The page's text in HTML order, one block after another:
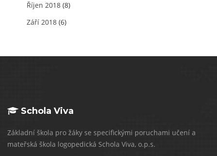
Říjen 2018 (8)
Září 2018 (6)
Schola Viva
Základní škola pro žáky se specifickými poruchami učení a
mateřská škola logopedická Schola Viva, o.p.s.